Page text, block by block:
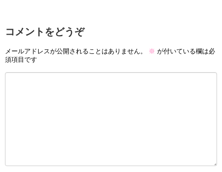
コメントをどうぞ
メールアドレスが公開されることはありません。 ※ が付いている欄は必
須項目です